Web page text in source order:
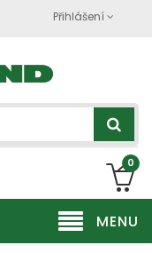
Přihlášení
0
MENU